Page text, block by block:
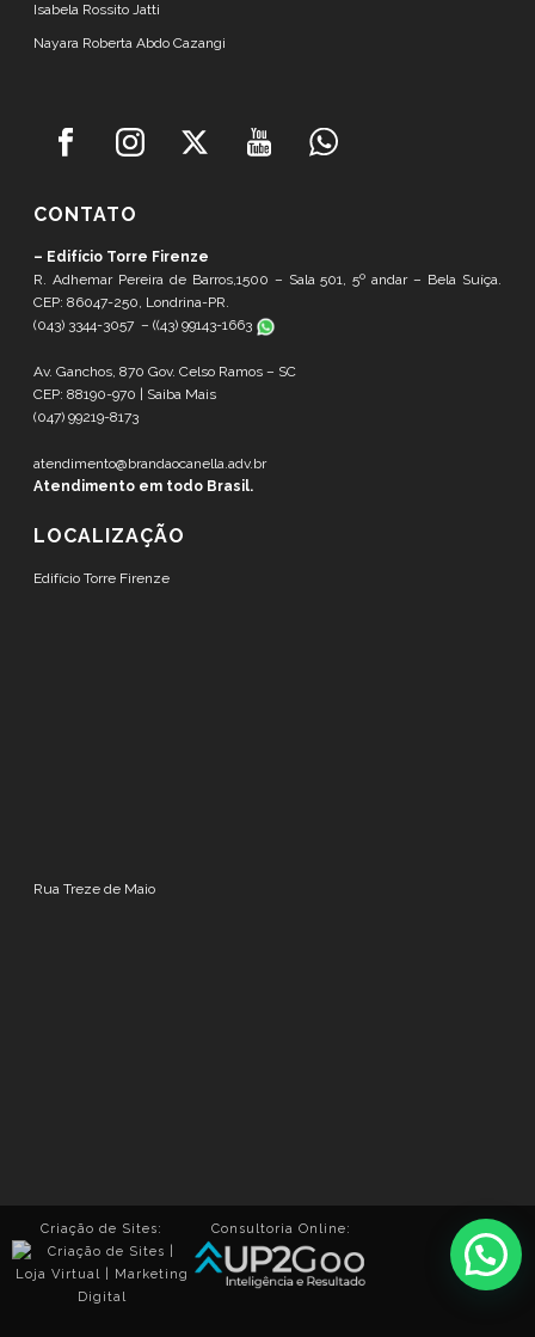
Isabela Rossito Jatti
Nayara Roberta Abdo Cazangi
CONTATO
– Edifício Torre Firenze
R. Adhemar Pereira de Barros,1500 – Sala 501, 5º andar – Bela Suíça.
CEP: 86047-250, Londrina-PR.
(043) 3344-3057 – ((43) 99143-1663
Av. Ganchos, 870 Gov. Celso Ramos – SC
CEP: 88190-970 | Saiba Mais
(047) 99219-8173
atendimento@brandaocanella.adv.br
Atendimento em todo Brasil.
LOCALIZAÇÃO
Edifício Torre Firenze
Rua Treze de Maio
Criação de Sites: Consultoria Online: